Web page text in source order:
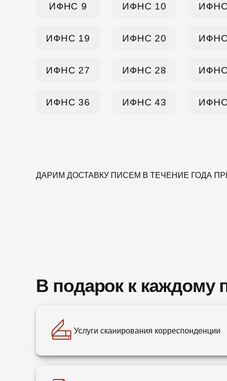
ИФНС 9 ИФНС 10
ИФНС 19 ИФНС 20
ИФНС 27 ИФНС 28
ИФНС 36 ИФНС 43
ДАРИМ ДОСТАВКУ ПИСЕМ В ТЕЧЕНИЕ ГОДА
В подарок к
Услуги сканирования корреспонденции